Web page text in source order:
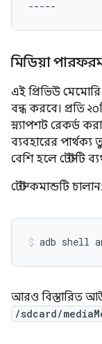
মিডিয়া
এই প্রিভিউ মেমোরি
বন্ধ করবে। প্রতি
স্ন্যাপশট রেকর্ড
ব্যবহারের
বেশি হলে টেস্টটি
টেস্ট কমান্ডটি
আরও বিস্তারিত
/sdcard/